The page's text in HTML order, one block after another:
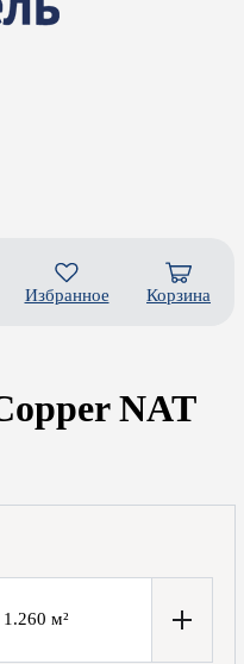
Избранное Корзина
NAT
1.260 м²